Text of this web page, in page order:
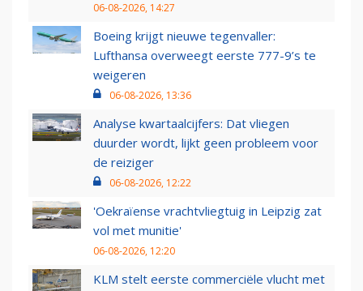
06-08-2026, 14:27
Boeing krijgt nieuwe tegenvaller:
Lufthansa overweegt eerste 777-9’s te
weigeren
06-08-2026, 13:36
Analyse kwartaalcijfers: Dat vliegen
duurder wordt, lijkt geen probleem voor
de reiziger
06-08-2026, 12:22
'Oekraïense vrachtvliegtuig in Leipzig zat
vol met munitie'
06-08-2026, 12:20
KLM stelt eerste commerciële vlucht met